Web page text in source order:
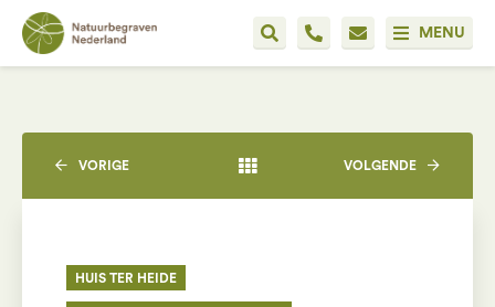
MENU
VORIGE VOLGENDE
HUIS TER HEIDE